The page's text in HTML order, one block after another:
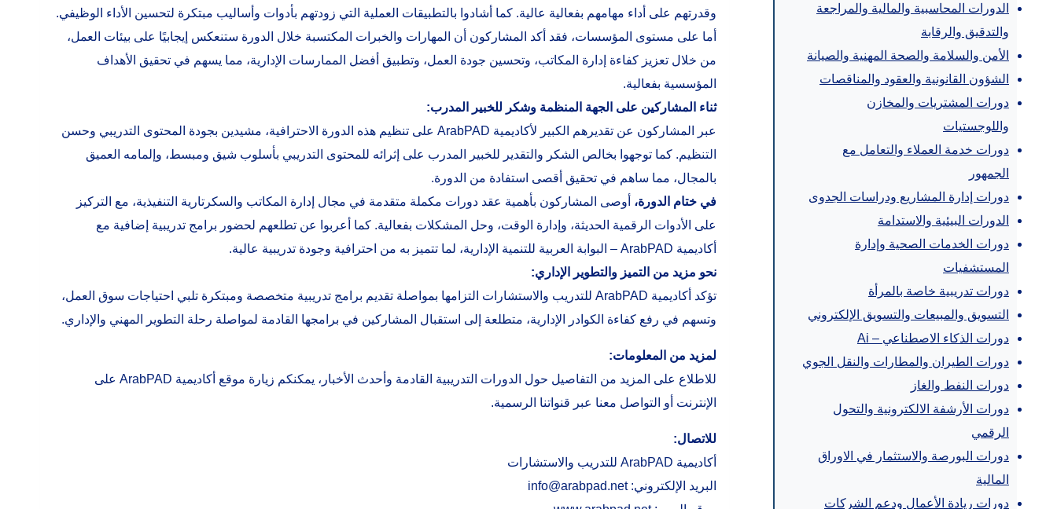
وقدرتهم على أداء مهامهم بفعالية عالية. كما أشادوا بالتطبيقات العملية التي زودتهم بأدوات وأساليب مبتكرة لتحسين الأداء الوظيفي.
أما على مستوى المؤسسات، فقد أكد المشاركون أن المهارات والخبرات المكتسبة خلال الدورة ستنعكس إيجابيًا على بيئات العمل،
من خلال تعزيز كفاءة إدارة المكاتب، وتحسين جودة العمل، وتطبيق أفضل الممارسات الإدارية، مما يسهم في تحقيق الأهداف
المؤسسية بفعالية.
ثناء المشاركين على الجهة المنظمة وشكر للخبير المدرب:
عبر المشاركون عن تقديرهم الكبير لأكاديمية ArabPAD على تنظيم هذه الدورة الاحترافية، مشيدين بجودة المحتوى التدريبي وحسن
التنظيم. كما توجهوا بخالص الشكر والتقدير للخبير المدرب على إثرائه للمحتوى التدريبي بأسلوب شيق ومبسط، وإلمامه العميق
بالمجال، مما ساهم في تحقيق أقصى استفادة من الدورة.
في ختام الدورة، أوصى المشاركون بأهمية عقد دورات مكملة متقدمة في مجال إدارة المكاتب والسكرتارية التنفيذية، مع التركيز
على الأدوات الرقمية الحديثة، وإدارة الوقت، وحل المشكلات بفعالية. كما أعربوا عن تطلعهم لحضور برامج تدريبية إضافية مع
أكاديمية ArabPAD – البوابة العربية للتنمية الإدارية، لما تتميز به من احترافية وجودة تدريبية عالية.
نحو مزيد من التميز والتطوير الإداري:
تؤكد أكاديمية ArabPAD للتدريب والاستشارات التزامها بمواصلة تقديم برامج تدريبية متخصصة ومبتكرة تلبي احتياجات سوق العمل،
وتسهم في رفع كفاءة الكوادر الإدارية، متطلعة إلى استقبال المشاركين في برامجها القادمة لمواصلة رحلة التطوير المهني والإداري.
لمزيد من المعلومات:
للاطلاع على المزيد من التفاصيل حول الدورات التدريبية القادمة وأحدث الأخبار، يمكنكم زيارة موقع أكاديمية ArabPAD على
الإنترنت أو التواصل معنا عبر قنواتنا الرسمية.
للاتصال:
أكاديمية ArabPAD للتدريب والاستشارات
البريد الإلكتروني:info@arabpad.net
الدورات المحاسبية والمالية والمراجعة
والتدقيق والرقابة
الأمن والسلامة والصحة المهنية والصيانة
الشؤون القانونية والعقود والمناقصات
دورات المشتريات والمخازن
واللوجستيات
دورات خدمة العملاء والتعامل مع
الجمهور
دورات إدارة المشاريع ودراسات الجدوى
الدورات البيئية والاستدامة
دورات الخدمات الصحية وإدارة
المستشفيات
دورات تدريبية خاصة بالمرأة
التسويق والمبيعات والتسويق الإلكتروني
دورات الذكاء الاصطناعي – Ai
دورات الطيران والمطارات والنقل الجوي
دورات النفط والغاز
دورات الأرشفة الالكترونية والتحول
الرقمي
دورات البورصة والاستثمار في الاوراق
المالية
دورات ريادة الأعمال ودعم الشركات